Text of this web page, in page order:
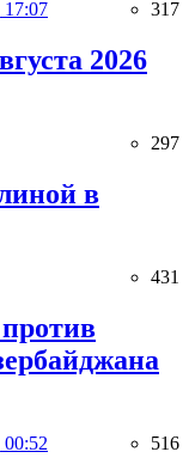
17:07 317
2026
297
в
431
00:52 516